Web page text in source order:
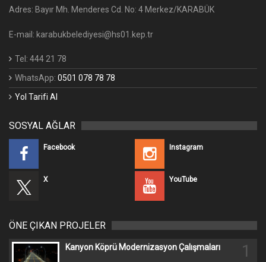
Adres: Bayır Mh. Menderes Cd. No: 4 Merkez/KARABÜK
E-mail: karabukbelediyesi@hs01.kep.tr
Tel: 444 21 78
WhatsApp: 0501 078 78 78
Yol Tarifi Al
SOSYAL AĞLAR
Facebook Instagram
X YouTube
ÖNE ÇIKAN PROJELER
Kanyon Köprü Modernizasyon Çalışmaları 1